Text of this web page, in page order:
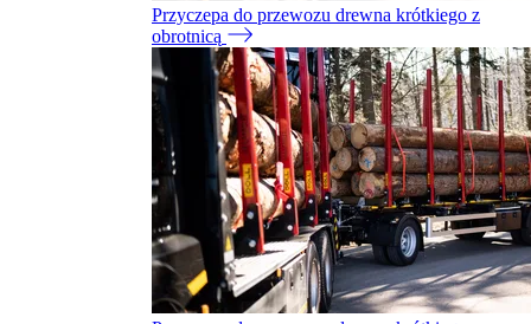
Przyczepa do przewozu drewna krótkiego z
obrotnicą